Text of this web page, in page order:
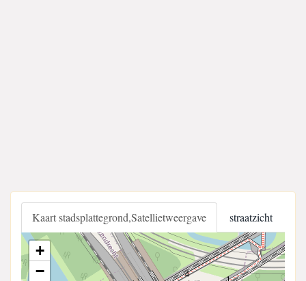
Kaart stadsplattegrond,Satellietweergave straatzicht
+
−